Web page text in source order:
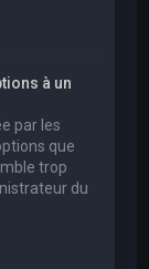
à un
par les
que
trop
du